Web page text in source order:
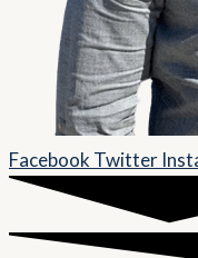
Facebook Twitter